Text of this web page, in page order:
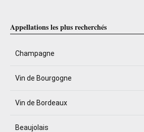
Appellations les plus recherchés
Champagne
Vin de Bourgogne
Vin de Bordeaux
Beaujolais